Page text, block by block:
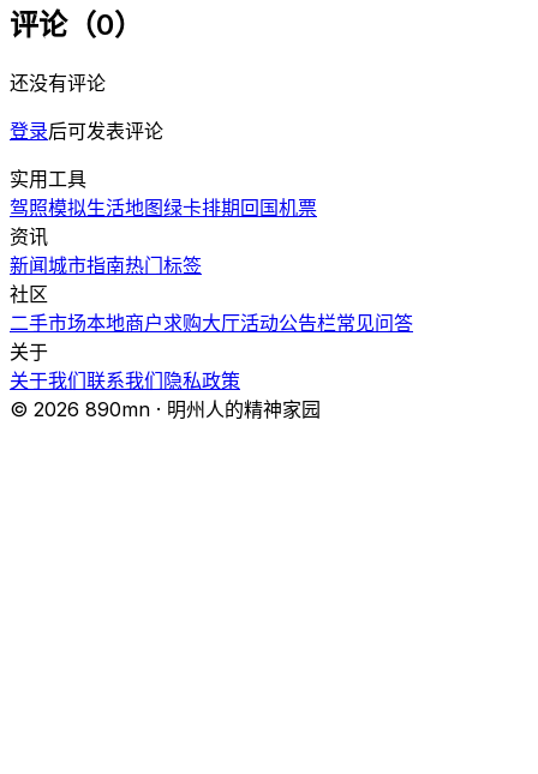
评论（0）
还没有评论
登录后可发表评论
实用工具
驾照模拟生活地图绿卡排期 回国机票
资讯
新闻城市指南热门标签
社区
二手市场本地商户求购大厅活动公告栏常见问答
关于
关于我们联系我们 隐私政策
© 2026 890mn · 明州人的精神家园